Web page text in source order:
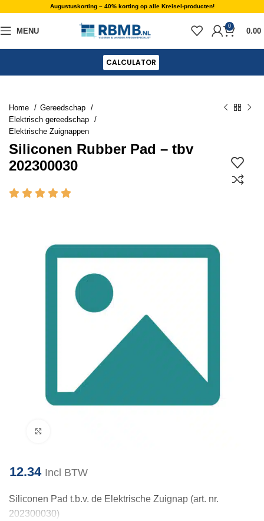
Augustuskorting – 40% korting op alle Kreisel-producten!
MENU
0
0.00
CALCULATOR
Home
Gereedschap
Elektrisch gereedschap
Elektrische Zuignappen
Siliconen Rubber Pad – tbv
202300030
12.34 Incl BTW
Siliconen Pad t.b.v. de Elektrische Zuignap (art. nr.
202300030)